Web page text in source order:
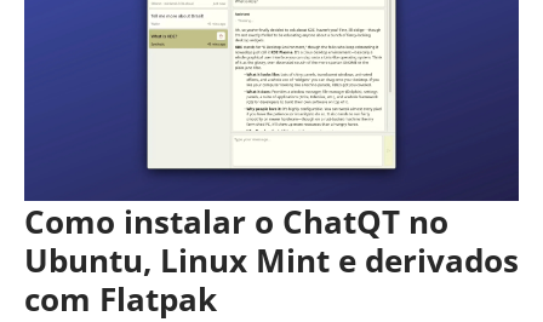
Como instalar o ChatQT no
Ubuntu, Linux Mint e derivados
com Flatpak